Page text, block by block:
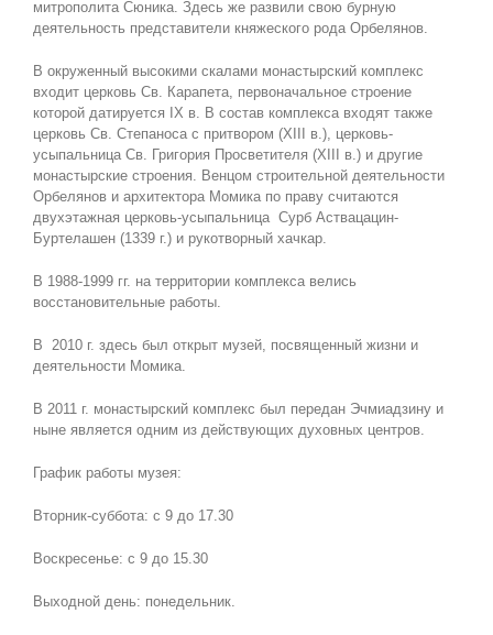
митрополита Сюника. Здесь же развили свою бурную
деятельность представители княжеского рода Орбелянов.
В окруженный высокими скалами монастырский комплекс
входит церковь Св. Карапета, первоначальное строение
которой датируется IX в. В состав комплекса входят также
церковь Св. Степаноса с притвором (XIII в.), церковь-
усыпальница Св. Григория Просветителя (XIII в.) и другие
монастырские строения. Венцом строительной деятельности
Орбелянов и архитектора Момика по праву считаются
двухэтажная церковь-усыпальница Сурб Аствацацин-
Буртелашен (1339 г.) и рукотворный хачкар.
В 1988-1999 гг. на территории комплекса велись
восстановительные работы.
В 2010 г. здесь был открыт музей, посвященный жизни и
деятельности Момика.
В 2011 г. монастырский комплекс был передан Эчмиадзину и
ныне является одним из действующих духовных центров.
График работы музея:
Вторник-суббота: с 9 до 17.30
Воскресенье: с 9 до 15.30
Выходной день: понедельник.